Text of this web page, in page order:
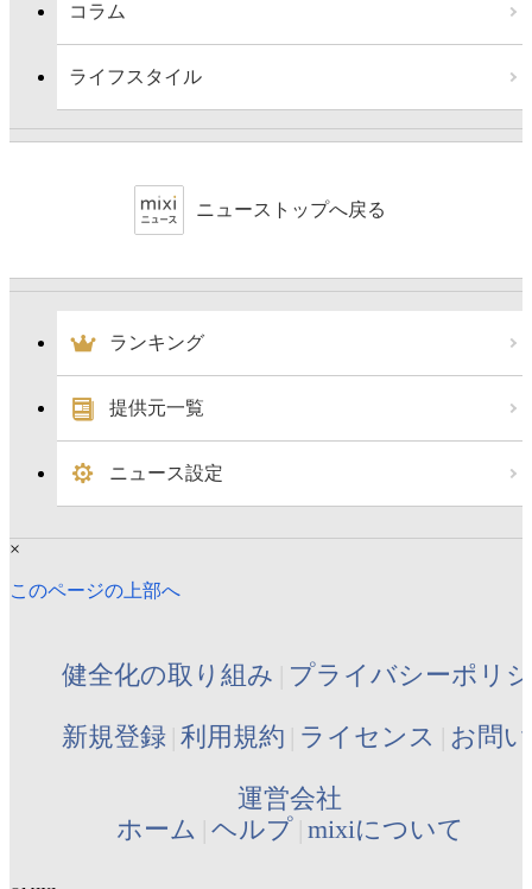
コラム
ライフスタイル
ニューストップへ戻る
ランキング
提供元一覧
ニュース設定
×
このページの上部へ
健全化の取り組み プライバシーポリ
新規登録 利用規約 ライセンス お問
運営会社
ホーム ヘルプ mixiについて